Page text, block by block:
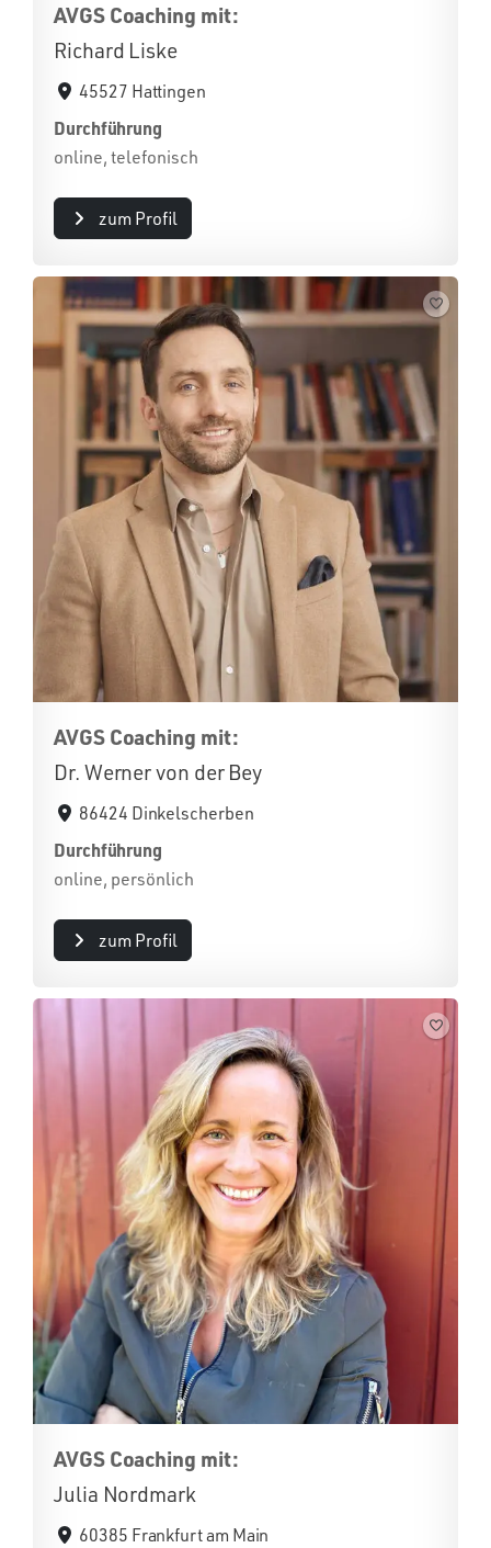
AVGS Coaching mit:
Richard Liske
45527 Hattingen
Durchführung
online, telefonisch
zum Profil
AVGS Coaching mit:
Dr. Werner von der Bey
86424 Dinkelscherben
Durchführung
online, persönlich
zum Profil
AVGS Coaching mit:
Julia Nordmark
60385 Frankfurt am Main